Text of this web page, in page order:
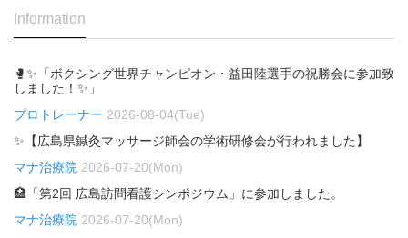
Information
🥊✨「ボクシング世界チャンピオン・益田陸選手の祝勝会に参加致
しました！✨」
プロトレーナー 2026-08-04(Tue)
✨【広島県鍼灸マッサージ師会の学術研修会が行われました】
マナ治療院 2026-07-20(Mon)
🏥「第2回 広島訪問看護シンポジウム」に参加しました。
マナ治療院 2026-07-20(Mon)